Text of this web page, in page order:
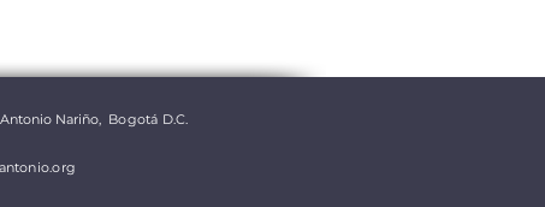
Antonio Nariño, Bogotá D.C.